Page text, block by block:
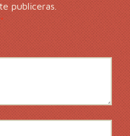
publiceras.
*